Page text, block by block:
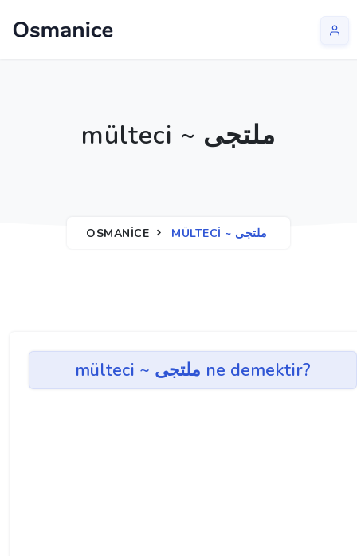
mülteci ~ ملتجی
OSMANICE MÜLTECI ~ ملتجی
mülteci ~ ملتجی ne demektir?